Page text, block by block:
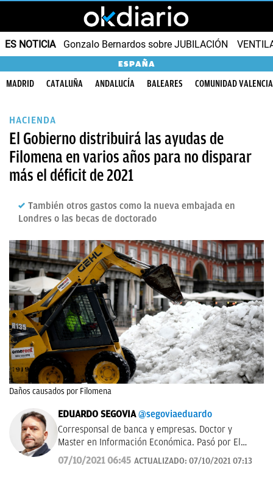
ES NOTICIA Gonzalo Bernardos sobre JUBILACIÓN
ESPAÑA
MADRID CATALUÑA ANDALUCÍA BALEARES COMUNIDAD
HACIENDA
El Gobierno distribuirá las ayudas de
Filomena en varios años para no disparar
más el déficit de 2021
También otros gastos como la nueva embajada en
Londres o las becas de doctorado
Daños causados por Filomena
EDUARDO SEGOVIA @segoviaeduardo
Corresponsal de banca y empresas. Doctor y
Master en Información Económica. Pasó por El
Confidencial y dirigió Bolsamanía. Autor de ‘De los
Borbones a los Botines’.
07/10/2021 06:45 ACTUALIZADO: 07/10/2021 07:13